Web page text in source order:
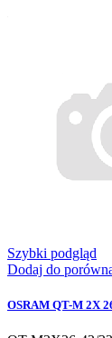
Szybki podgląd
Dodaj do
OSRAM QT-M 2X